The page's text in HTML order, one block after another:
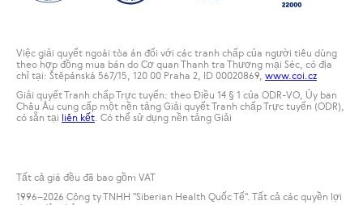
Việc giải quyết ngoài tòa án đối với các tranh chấp của người tiêu dùng
theo hợp đồng mua bán do Cơ quan Thanh tra Thương mại Séc, có địa
chỉ tại: Štěpánská 567/15, 120 00 Praha 2, ID 00020869, www.coi.cz
Giải quyết Tranh chấp Trực tuyến: theo Điều 14 § 1 của ODR-VO, Ủy ban
Châu Âu cung cấp một nền tảng Giải quyết Tranh chấp Trực tuyến (ODR),
có sẵn tại liên kết. Có thể sử dụng nền tảng Giải
Tất cả giá đều đã bao gồm VAT
1996–2026 Công ty TNHH "Siberian Health Quốc Tế". Tất cả các quyền lợi